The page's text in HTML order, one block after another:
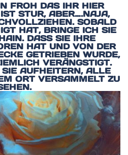
FROH DAS IHR HIER
STUR, ABER….NAJA,
SOBALD
HAT, BRINGE ICH SIE
DASS SIE IHRE
HAT UND VON DER
GETRIEBEN WURDE,
VERÄNGSTIGT.
AUFHEITERN, ALLE
ORT VERSAMMELT ZU